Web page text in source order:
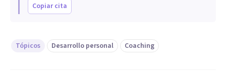
Copiar cita
Tópicos Desarrollo personal Coaching